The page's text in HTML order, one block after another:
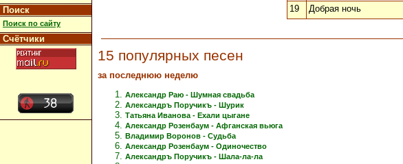
Поиск
Поиск по сайту
Счётчики
19
Добрая ночь
15 популярных песен
за последнюю неделю
Александр Раю - Шумная свадьба
Александръ Поручикъ - Шурик
Татьяна Иванова - Ехали цыгане
Александр Розенбаум - Афганская вьюга
Владимир Воронов - Судьба
Александр Розенбаум - Одиночество
Александръ Поручикъ - Шала-ла-ла